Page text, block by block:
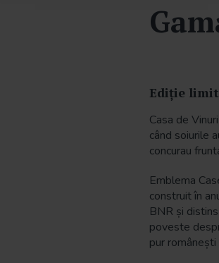
Ediție
Casa de
când soiurile
concurau
Emblema
construit în
BNR și
poveste
pur